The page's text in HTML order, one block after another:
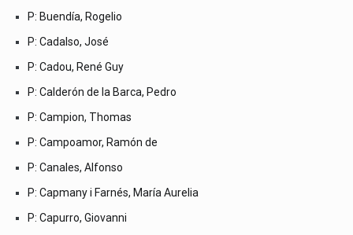
P: Buendía, Rogelio
P: Cadalso, José
P: Cadou, René Guy
P: Calderón de la Barca, Pedro
P: Campion, Thomas
P: Campoamor, Ramón de
P: Canales, Alfonso
P: Capmany i Farnés, María Aurelia
P: Capurro, Giovanni